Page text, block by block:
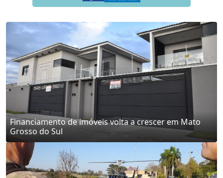
Financiamento de imóveis volta a crescer em Mato
Grosso do Sul